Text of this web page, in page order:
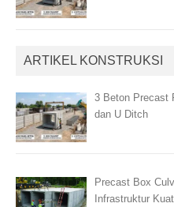
ARTIKEL KONSTRUKSI
3 Beton Precast
dan U Ditch
Precast Box
Infrastruktur Kuat